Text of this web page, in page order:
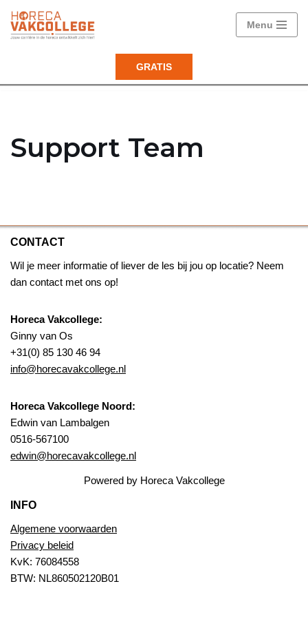
Ga
inhoud
Menu
GRATIS
Support Team
CONTACT
Wil je meer informatie of liever de les bij jou op locatie? Neem
dan contact met ons op!
Horeca Vakcollege:
Ginny van Os
+31(0) 85 130 46 94
info@horecavakcollege.nl
Horeca Vakcollege Noord:
Edwin van Lambalgen
0516-567100
edwin@horecavakcollege.nl
Powered by Horeca Vakcollege
INFO
Algemene voorwaarden
Privacy beleid
KvK: 76084558
BTW: NL860502120B01